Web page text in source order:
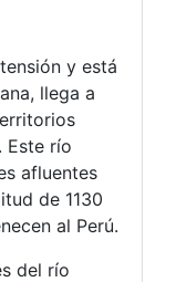
y está
llega a
Este río
afluentes
de 1130
al Perú.
del río